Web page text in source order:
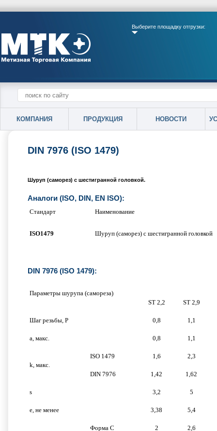
Выберите площадку отгрузки:
КОМПАНИЯ ПРОДУКЦИЯ НОВОСТИ
DIN 7976 (ISO 1479)
Шуруп (саморез) с шестигранной головкой.
Аналоги (ISO, DIN, EN ISO):
Стандарт Наименование
ISO1479 Шуруп (саморез) с шестигранной головкой
DIN 7976 (ISO 1479):
Параметры шурупа (самореза)
ST 2,2
ST 2,9
Шаг резьбы, P 0,8 1,1
a, макс. 0,8 1,1
k, макс.
ISO 1479 1,6 2,3
DIN 7976 1,42 1,62
s 3,2 5
e, не менее 3,38 5,4
Форма C 2 2,6